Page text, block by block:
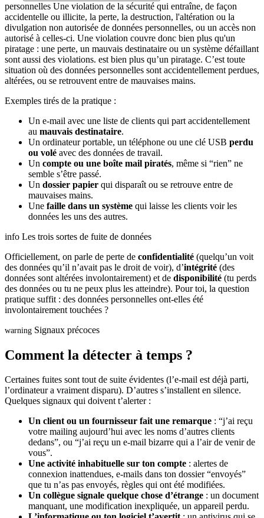
personnelles Une violation de la sécurité qui entraîne, de façon
accidentelle ou illicite, la perte, la destruction, l'altération ou la
divulgation non autorisée de données personnelles, ou un accès non
autorisé à celles-ci. Une violation couvre donc bien plus qu'un
piratage : une perte, un mauvais destinataire ou un système défaillant
sont aussi des violations. est bien plus qu’un piratage. C’est toute
situation où des données personnelles sont accidentellement perdues,
altérées, ou se retrouvent entre de mauvaises mains.
Exemples tirés de la pratique :
Un e-mail avec une liste de clients qui part accidentellement
au mauvais destinataire.
Un ordinateur portable, un téléphone ou une clé USB perdu
ou volé avec des données de travail.
Un compte ou une boîte mail piratés, même si “rien” ne
semble s’être passé.
Un dossier papier qui disparaît ou se retrouve entre de
mauvaises mains.
Une faille dans un système qui laisse les clients voir les
données les uns des autres.
info Les trois sortes de fuite de données
Officiellement, on parle de perte de confidentialité (quelqu’un voit
des données qu’il n’avait pas le droit de voir), d’intégrité (des
données sont altérées involontairement) et de disponibilité (tu perds
des données ou tu ne peux plus les atteindre). Pour toi, la question
pratique suffit : des données personnelles ont-elles été
involontairement touchées ?
warning Signaux précoces
Comment la détecter à temps ?
Certaines fuites sont tout de suite évidentes (l’e-mail est déjà parti,
l’ordinateur a vraiment disparu). D’autres s’installent en silence.
Quelques signaux qui doivent t’alerter :
Un client ou un fournisseur fait une remarque : “j’ai reçu
votre mailing aujourd’hui avec les noms d’autres clients
dedans”, ou “j’ai reçu un e-mail bizarre qui a l’air de venir de
vous”.
Une activité inhabituelle sur ton compte : alertes de
connexion inattendues, e-mails dans ton dossier “envoyés”
que tu n’as pas envoyés, règles qui ont été modifiées.
Un collègue signale quelque chose d’étrange : un document
manquant, une modification inexpliquée, un appareil perdu.